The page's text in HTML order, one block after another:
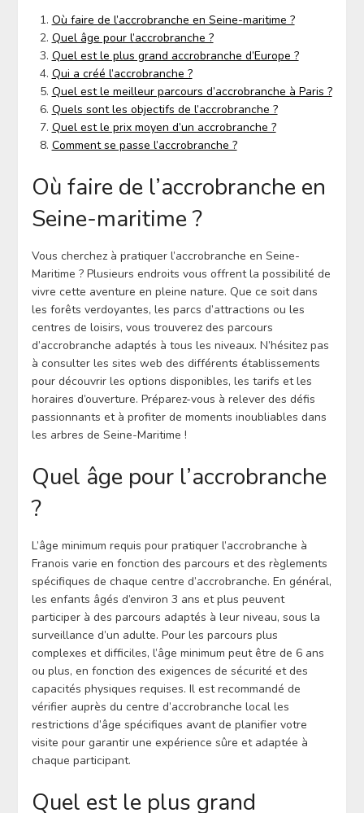
Où faire de l’accrobranche en Seine-maritime ?
Quel âge pour l’accrobranche ?
Quel est le plus grand accrobranche d’Europe ?
Qui a créé l’accrobranche ?
Quel est le meilleur parcours d’accrobranche à Paris ?
Quels sont les objectifs de l’accrobranche ?
Quel est le prix moyen d’un accrobranche ?
Comment se passe l’accrobranche ?
Où faire de l’accrobranche en
Seine-maritime ?
Vous cherchez à pratiquer l’accrobranche en Seine-
Maritime ? Plusieurs endroits vous offrent la possibilité de
vivre cette aventure en pleine nature. Que ce soit dans
les forêts verdoyantes, les parcs d’attractions ou les
centres de loisirs, vous trouverez des parcours
d’accrobranche adaptés à tous les niveaux. N’hésitez pas
à consulter les sites web des différents établissements
pour découvrir les options disponibles, les tarifs et les
horaires d’ouverture. Préparez-vous à relever des défis
passionnants et à profiter de moments inoubliables dans
les arbres de Seine-Maritime !
Quel âge pour l’accrobranche
?
L’âge minimum requis pour pratiquer l’accrobranche à
Franois varie en fonction des parcours et des règlements
spécifiques de chaque centre d’accrobranche. En général,
les enfants âgés d’environ 3 ans et plus peuvent
participer à des parcours adaptés à leur niveau, sous la
surveillance d’un adulte. Pour les parcours plus
complexes et difficiles, l’âge minimum peut être de 6 ans
ou plus, en fonction des exigences de sécurité et des
capacités physiques requises. Il est recommandé de
vérifier auprès du centre d’accrobranche local les
restrictions d’âge spécifiques avant de planifier votre
visite pour garantir une expérience sûre et adaptée à
chaque participant.
Quel est le plus grand